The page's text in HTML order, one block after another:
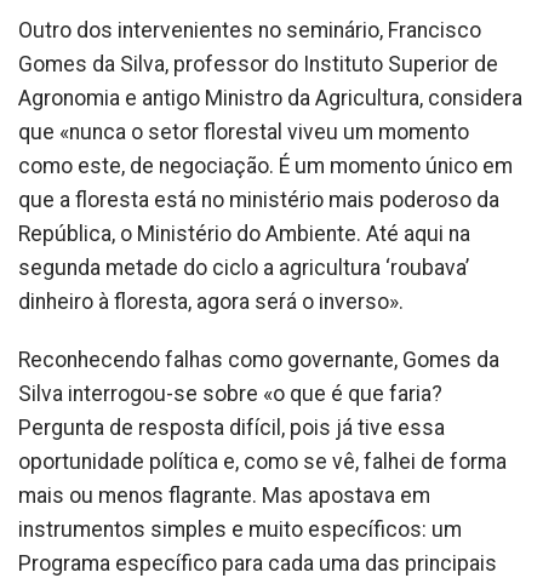
Outro dos intervenientes no seminário, Francisco
Gomes da Silva, professor do Instituto Superior de
Agronomia e antigo Ministro da Agricultura, considera
que «nunca o setor florestal viveu um momento
como este, de negociação. É um momento único em
que a floresta está no ministério mais poderoso da
República, o Ministério do Ambiente. Até aqui na
segunda metade do ciclo a agricultura ‘roubava’
dinheiro à floresta, agora será o inverso».
Reconhecendo falhas como governante, Gomes da
Silva interrogou-se sobre «o que é que faria?
Pergunta de resposta difícil, pois já tive essa
oportunidade política e, como se vê, falhei de forma
mais ou menos flagrante. Mas apostava em
instrumentos simples e muito específicos: um
Programa específico para cada uma das principais